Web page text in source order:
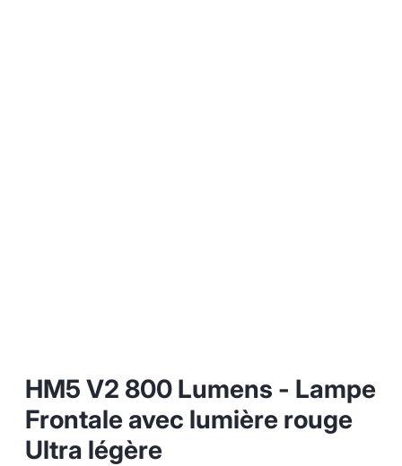
HM5 V2 800 Lumens - Lampe
Frontale avec lumière rouge
Ultra légère